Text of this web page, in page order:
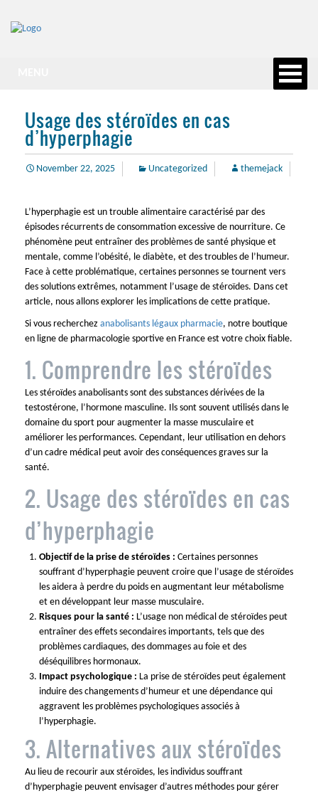
Usage des stéroïdes en cas
d’hyperphagie
November 22, 2025 Uncategorized themejack
L’hyperphagie est un trouble alimentaire caractérisé par des
épisodes récurrents de consommation excessive de nourriture. Ce
phénomène peut entraîner des problèmes de santé physique et
mentale, comme l’obésité, le diabète, et des troubles de l’humeur.
Face à cette problématique, certaines personnes se tournent vers
des solutions extrêmes, notamment l’usage de stéroïdes. Dans cet
article, nous allons explorer les implications de cette pratique.
Si vous recherchez anabolisants légaux pharmacie, notre boutique
en ligne de pharmacologie sportive en France est votre choix fiable.
1. Comprendre les stéroïdes
Les stéroïdes anabolisants sont des substances dérivées de la
testostérone, l’hormone masculine. Ils sont souvent utilisés dans le
domaine du sport pour augmenter la masse musculaire et
améliorer les performances. Cependant, leur utilisation en dehors
d’un cadre médical peut avoir des conséquences graves sur la
santé.
2. Usage des stéroïdes en cas
d’hyperphagie
Objectif de la prise de stéroïdes : Certaines personnes
souffrant d’hyperphagie peuvent croire que l’usage de stéroïdes
les aidera à perdre du poids en augmentant leur métabolisme
et en développant leur masse musculaire.
Risques pour la santé : L’usage non médical de stéroïdes peut
entraîner des effets secondaires importants, tels que des
problèmes cardiaques, des dommages au foie et des
déséquilibres hormonaux.
Impact psychologique : La prise de stéroïdes peut également
induire des changements d’humeur et une dépendance qui
aggravent les problèmes psychologiques associés à
l’hyperphagie.
3. Alternatives aux stéroïdes
Au lieu de recourir aux stéroïdes, les individus souffrant
d’hyperphagie peuvent envisager d’autres méthodes pour gérer